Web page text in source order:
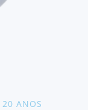
20 ANOS